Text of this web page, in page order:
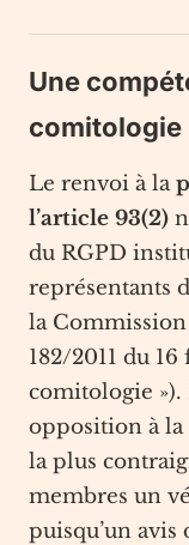
Une
comitologie
Le renvoi à la
l’article 93(2)
du RGPD
représentants
la Commission
182/2011 du
comitologie
opposition à
la plus
membres un
puisqu’un